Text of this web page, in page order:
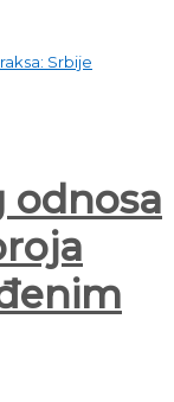
Srbije
odnosa